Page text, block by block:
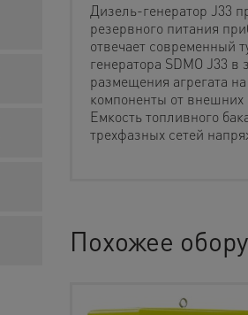
Дизель-генератор J33
резервного питания
отвечает современный
генератора SDMO J33
размещения агрегата
компоненты от внешних
Емкость топливного
трехфазных сетей
Похожее